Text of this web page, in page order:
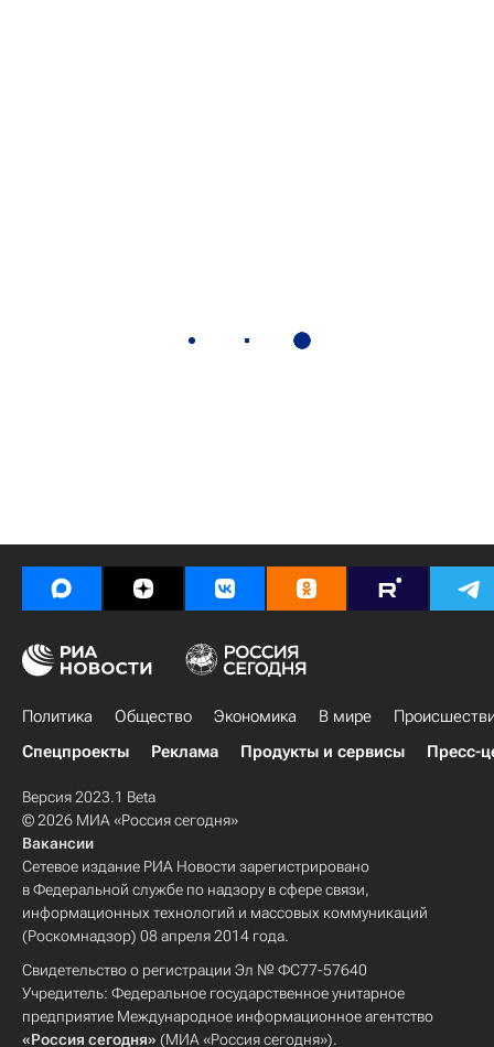
Политика Общество Экономика В мире
Спецпроекты
Реклама Продукты и сервисы Пресс-
Версия 2023.1 Beta
© 2026 МИА «Россия сегодня»
Вакансии
Сетевое издание РИА Новости зарегистрировано
в Федеральной службе по надзору в сфере связи,
информационных технологий и массовых коммуникаций
(Роскомнадзор) 08 апреля 2014 года.
Свидетельство о регистрации Эл № ФС77-57640
Учредитель: Федеральное государственное унитарное
предприятие Международное информационное агентство
«Россия сегодня» (МИА «Россия сегодня»).